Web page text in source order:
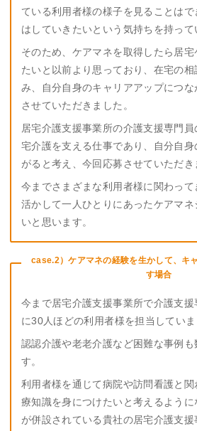
ている利用者様の様子を見ることは
はしていきたいという気持ちを持って
そのため、ケアマネを取得したら居
たいと以前より思っており、在宅の
み、自分自身のキャリアアップにつ
させていただきました。
居宅介護支援事業所の介護支援専門
宅介護を支える仕事であり、自分自
がると考え、今回応募させていただき
今までさまざまな利用者様に関わっ
活かして一人ひとりにあったケアマ
いと思います。
case.2）ケアマネの経験を生かして、キ
す場合
今まで居宅介護支援事業所で介護支
に30人ほどの利用者様を担当していま
認認介護や老老介護など困難な事例も
す。
利用者様を通じて病院や訪問看護と
療知識を身につけたいと考えるよう
が併設されている貴社の居宅介護支